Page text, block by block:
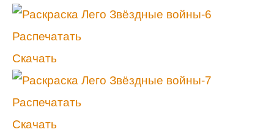
Распечатать
Скачать
Распечатать
Скачать